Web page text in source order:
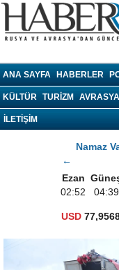
ANA SAYFA HABERLER
KÜLTÜR TURIZM AVRASYA
İLETİŞİM
Namaz
←
Ezan
02:52
04:39
USD